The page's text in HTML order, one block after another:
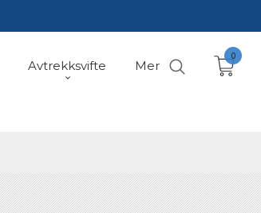
Avtrekksvifte Mer
0